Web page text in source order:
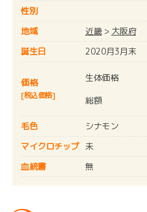
性別
地域
近畿> 大阪府
誕生日
2020月3月末
価格
[税込価格]
生体価格
総額
毛色
シナモン
マイクロチップ
未
血統書
無